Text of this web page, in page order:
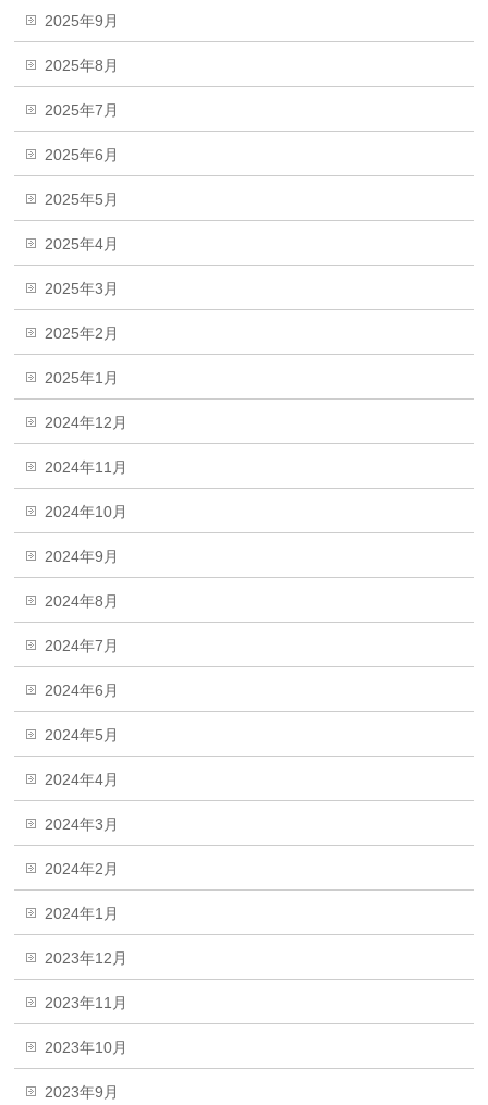
2025年9月
2025年8月
2025年7月
2025年6月
2025年5月
2025年4月
2025年3月
2025年2月
2025年1月
2024年12月
2024年11月
2024年10月
2024年9月
2024年8月
2024年7月
2024年6月
2024年5月
2024年4月
2024年3月
2024年2月
2024年1月
2023年12月
2023年11月
2023年10月
2023年9月